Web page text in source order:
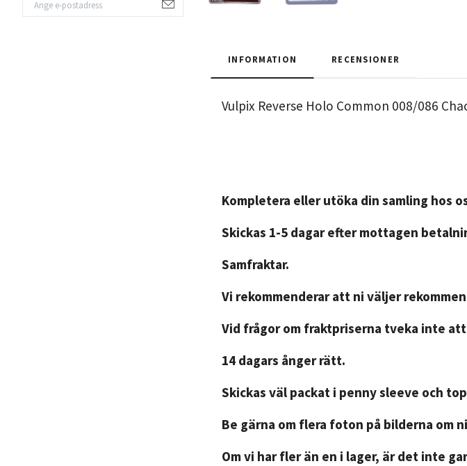
INFORMATION RECENSIONER
Vulpix Reverse Holo Common 008/086
Kompletera eller utöka din samling hos
Skickas 1-5 dagar efter mottagen
Samfraktar.
Vi rekommenderar att ni väljer
Vid frågor om fraktpriserna tveka inte
14 dagars ånger rätt.
Skickas väl packat i penny sleeve och
Be gärna om flera foton på bilderna om
Om vi har fler än en i lager, är det inte